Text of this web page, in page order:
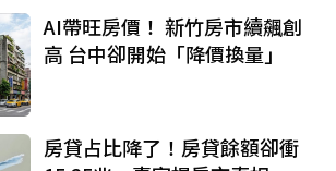
AI帶旺房價！ 新竹房市續飆創
高 台中卻開始「降價換量」
房貸占比降了！房貸餘額卻衝